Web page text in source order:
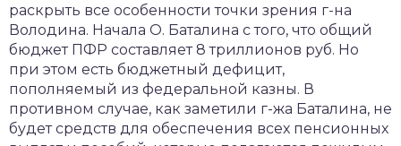
раскрыть все особенности точки зрения г-на
Володина. Начала О. Баталина с того, что общий
бюджет ПФР составляет 8 триллионов руб. Но
при этом есть бюджетный дефицит,
пополняемый из федеральной казны. В
противном случае, как заметили г-жа Баталина, не
будет средств для обеспечения всех пенсионных